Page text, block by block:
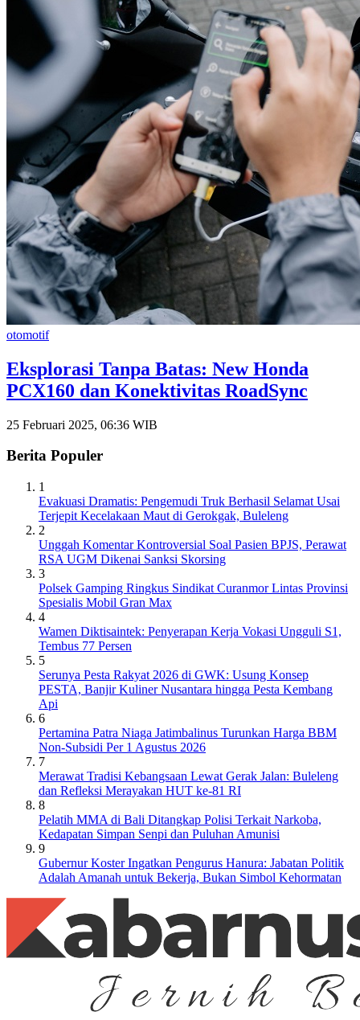
otomotif
Eksplorasi Tanpa Batas: New Honda
PCX160 dan Konektivitas RoadSync
25 Februari 2025, 06:36 WIB
Berita Populer
1
Evakuasi Dramatis: Pengemudi Truk Berhasil Selamat Usai
Terjepit Kecelakaan Maut di Gerokgak, Buleleng
2
Unggah Komentar Kontroversial Soal Pasien BPJS, Perawat
RSA UGM Dikenai Sanksi Skorsing
3
Polsek Gamping Ringkus Sindikat Curanmor Lintas Provinsi
Spesialis Mobil Gran Max
4
Wamen Diktisaintek: Penyerapan Kerja Vokasi Ungguli S1,
Tembus 77 Persen
5
Serunya Pesta Rakyat 2026 di GWK: Usung Konsep
PESTA, Banjir Kuliner Nusantara hingga Pesta Kembang
Api
6
Pertamina Patra Niaga Jatimbalinus Turunkan Harga BBM
Non-Subsidi Per 1 Agustus 2026
7
Merawat Tradisi Kebangsaan Lewat Gerak Jalan: Buleleng
dan Refleksi Merayakan HUT ke-81 RI
8
Pelatih MMA di Bali Ditangkap Polisi Terkait Narkoba,
Kedapatan Simpan Senpi dan Puluhan Amunisi
9
Gubernur Koster Ingatkan Pengurus Hanura: Jabatan Politik
Adalah Amanah untuk Bekerja, Bukan Simbol Kehormatan